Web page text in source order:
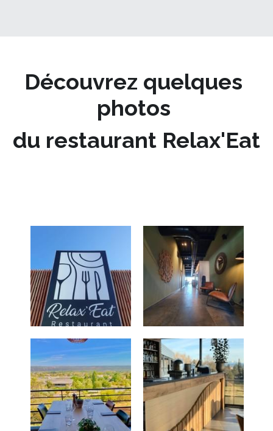
Découvrez quelques
photos
du restaurant Relax'Eat